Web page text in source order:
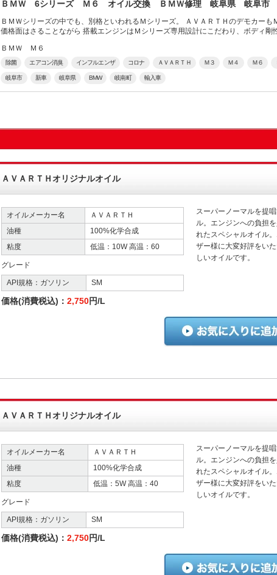
ＢＭＷ 6シリーズ Ｍ６ オイル交換 ＢＭＷ修理 岐阜県 岐阜
ＢＭＷシリーズの中でも、別格といわれるＭシリーズ。 ＡＶＡＲＴＨのデモカーもＭ４が活躍中ですね。
価格面はさることながら 搭載エンジンはＭシリーズ専用設計にこだわり、ボディ
ＢＭＷ Ｍ６
除菌 エアコン消臭 インフルエンザ コロナ ＡＶＡＲＴＨ Ｍ３ Ｍ４ Ｍ６
岐阜市 新車 岐阜県 BMW 岐南町 輸入車
ＡＶＡＲＴＨオリジナルオイル
オイルメーカー名
ＡＶＡＲＴＨ
油種
100%化学合成
粘度
低温：10W 高温：60
グレード
API規格：ガソリン SM
価格(消費税込)： 2,750円/L
スーパーノーマルを提
ル。エンジンへの負担
れたスペシャルオイル
ザー様に大変好評をい
しいオイルです。
ＡＶＡＲＴＨオリジナルオイル
オイルメーカー名
ＡＶＡＲＴＨ
油種
100%化学合成
粘度
低温：5W 高温：40
グレード
API規格：ガソリン SM
価格(消費税込)： 2,750円/L
スーパーノーマルを提
ル。エンジンへの負担
れたスペシャルオイル
ザー様に大変好評をい
しいオイルです。